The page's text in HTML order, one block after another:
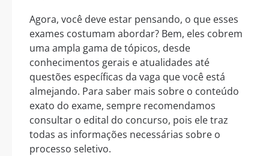
Agora, você deve estar pensando, o que esses
exames costumam abordar? Bem, eles cobrem
uma ampla gama de tópicos, desde
conhecimentos gerais e atualidades até
questões específicas da vaga que você está
almejando. Para saber mais sobre o conteúdo
exato do exame, sempre recomendamos
consultar o edital do concurso, pois ele traz
todas as informações necessárias sobre o
processo seletivo.